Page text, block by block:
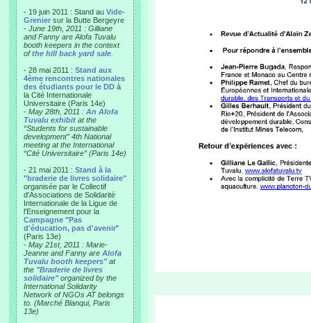
- 19 juin 2011 : Stand au Vide-
Grenier sur la Butte Bergeyre
- June 19th, 2011 : Gilliane
and Fanny are Alofa Tuvalu
booth keepers in the context
ofthe hill back yard sale
- 28 mai 2011 : Stand aux
4ème rencontres nationales
des étudiants pour le DD à
la Cité Internationale
Universitaire (Paris 14e)
- May 28th, 2011 : An Alofa
Tuvalu exhibit at the
“Students for sustainable
development” 4th National
meeting at the International
“Cité Universitaire” (Paris 14e)
- 21 mai 2011 : Stand à la
"braderie de livres solidaire"
organisée par le Collectif
d'Associations de Solidarité
Internationale de la Ligue de
l'Enseignement pour la
Campagne "Pas
d'éducation, pas d'avenir"
(Paris 13e)
- May 21st, 2011 : Marie-
Jeanne and Fanny are Alofa
Tuvalu booth keepers"at
the "Braderie de livres
solidaire"organized by the
International Solidarity
Network of NGOs AT belongs
to. (Marché Blanqui, Paris
13e)